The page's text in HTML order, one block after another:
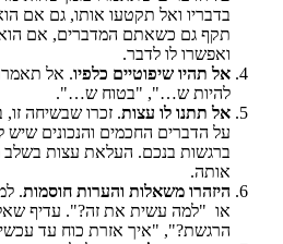
בדבריו ואל תקטעו אותו, גם אם
תקף גם כשאתם המדברים, אם
ואפשרו לו לדבר.
אל תהיו שיפוטיים כלפיו. אל
להיות ש…", "בטוח ש…".
אל תתנו לו עצות. זכרו שבשיחה
על הדברים החכמים והנכונים
ברגשות בנכם. העלאת עצות בשלב
אותה.
היזהרו משאלות והערות חוסמות.
או "למה עשית את זה?". עדיף
הרגשת?", "איך אזרת כוח עד